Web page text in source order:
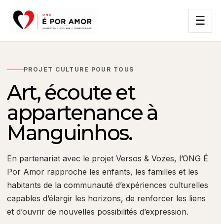
☰
PROJET CULTURE POUR TOUS
Art, écoute et
appartenance à
Manguinhos.
En partenariat avec le projet Versos & Vozes, l’ONG É
Por Amor rapproche les enfants, les familles et les
habitants de la communauté d’expériences culturelles
capables d’élargir les horizons, de renforcer les liens
et d’ouvrir de nouvelles possibilités d’expression.